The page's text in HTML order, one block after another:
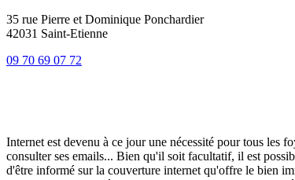
35 rue Pierre et Dominique Ponchardier
42031 Saint-Etienne
09 70 69 07 72
Internet est devenu à ce jour une nécessité pour tous les
consulter ses emails... Bien qu'il soit facultatif, il est
d'être informé sur la couverture internet qu'offre le bien